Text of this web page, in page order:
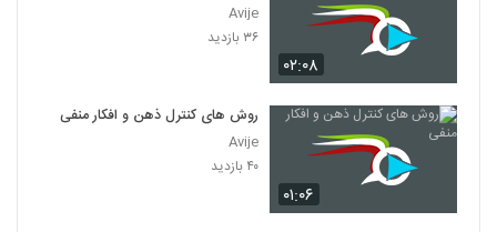
۰۲:۰۸
Avije
۳۶ بازدید
۰۱:۰۶
روش های کنترل ذهن و افکار منفی
Avije
۴۰ بازدید